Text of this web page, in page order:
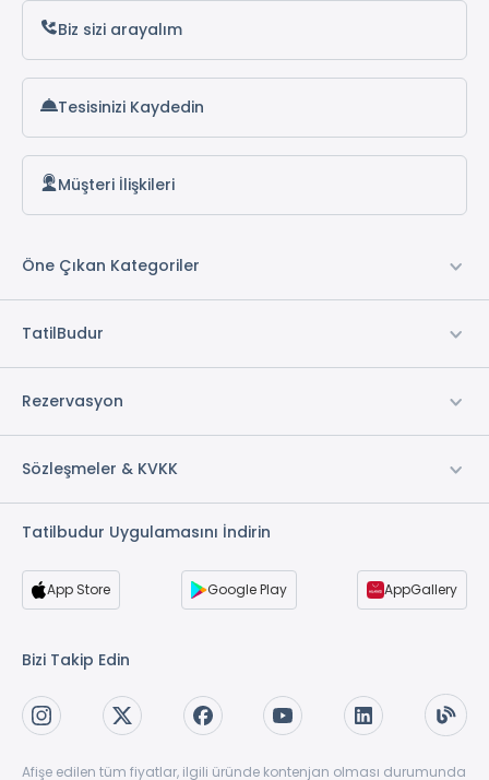
Biz sizi arayalım
Tesisinizi Kaydedin
Müşteri İlişkileri
Öne Çıkan Kategoriler
TatilBudur
Rezervasyon
Sözleşmeler & KVKK
Tatilbudur Uygulamasını İndirin
App Store Google Play AppGallery
Bizi Takip Edin
Afişe edilen tüm fiyatlar, ilgili üründe kontenjan olması durumunda